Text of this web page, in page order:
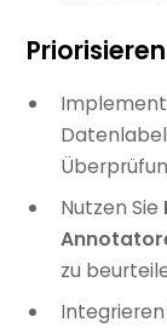
Nutzen Sie
zu
Integrieren